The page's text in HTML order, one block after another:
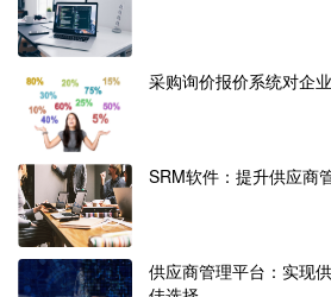
采购询价报价系统对企
SRM软件：提升供应商
供应商管理平台：实现